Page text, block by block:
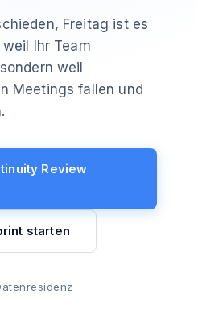
Freitag ist es
Ihr Team
weil
Meetings fallen und
Review
starten